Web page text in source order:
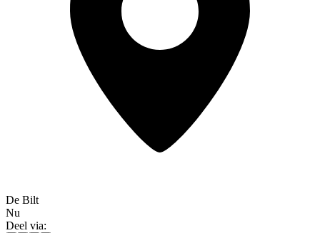
De Bilt
Nu
Deel via: